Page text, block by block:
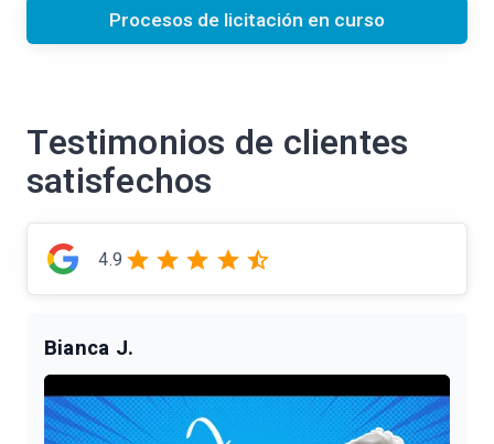
Procesos de licitación en curso
Testimonios de clientes
satisfechos
4.9
Bianca J.